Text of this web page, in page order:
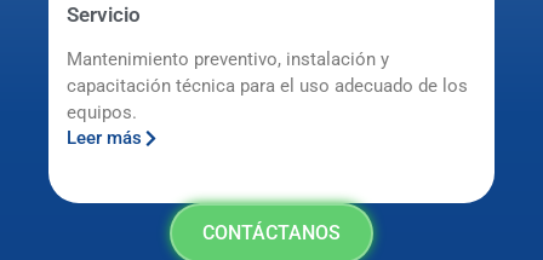
Servicio
Mantenimiento preventivo, instalación y
capacitación técnica para el uso adecuado de los
equipos.
Leer más
CONTÁCTANOS